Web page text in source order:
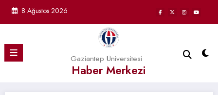
8 Ağustos 2026
Gaziantep Üniversitesi
Haber Merkezi